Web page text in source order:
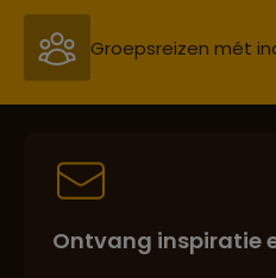
Groepsreizen mét
Persoonlijk en
Ontvang inspiratie